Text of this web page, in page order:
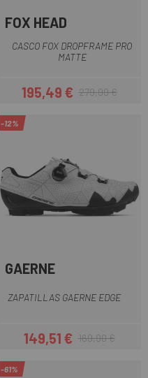
FOX HEAD
CASCO FOX DROPFRAME PRO
MATTE
Precio
195,49 €Precio regular
279,99 €
-12%
GAERNE
ZAPATILLAS GAERNE EDGE
Precio
149,51 €Precio regular
169,90 €
-61%